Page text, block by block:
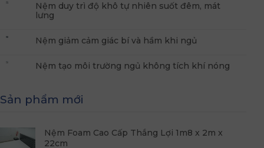
Nệm duy trì độ khô tự nhiên suốt đêm, mát
lưng
Nệm giảm cảm giác bí và hầm khi ngủ
Nệm tạo môi trường ngủ không tích khí nóng
Sản phẩm mới
Nệm Foam Cao Cấp Thắng Lợi 1m8 x 2m x
22cm